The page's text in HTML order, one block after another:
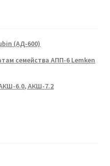
(АД-600)
семейства АПП-6 Lemken
6.0, АКШ-7.2